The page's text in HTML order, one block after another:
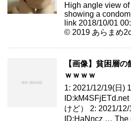
High angle view
showing a
link 2018/10/01
© 2019 あらまめ
【画像】貧困層
ｗｗｗｗ
1: 2021/12/19(日)
けど） 2: 2021/
ID:HaNncz … The